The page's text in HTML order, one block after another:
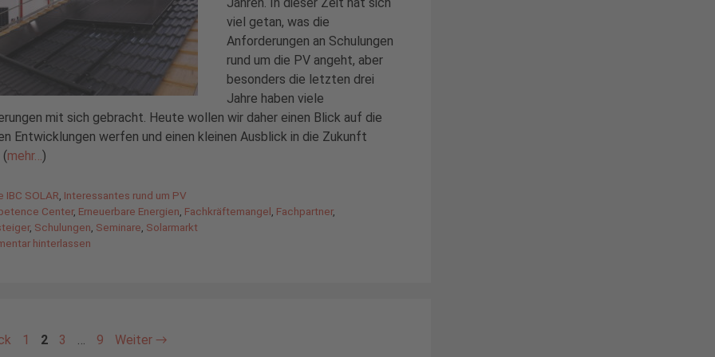
viel getan, was die
Anforderungen an Schulungen
rund um die PV angeht, aber
besonders die letzten drei
Jahre haben viele
mit sich gebracht. Heute wollen wir daher einen Blick auf die
Entwicklungen werfen und einen kleinen Ausblick in die Zukunft
(mehr…)
IBC SOLAR Interessantes rund um PV
Center, Erneuerbare Energien Fachkräftemangel Fachpartner,
, Schulungen Seminare Solarmarkt
hinterlassen
Seite
1 Seite
2 Seite
3 … Seite
9 Weiter →